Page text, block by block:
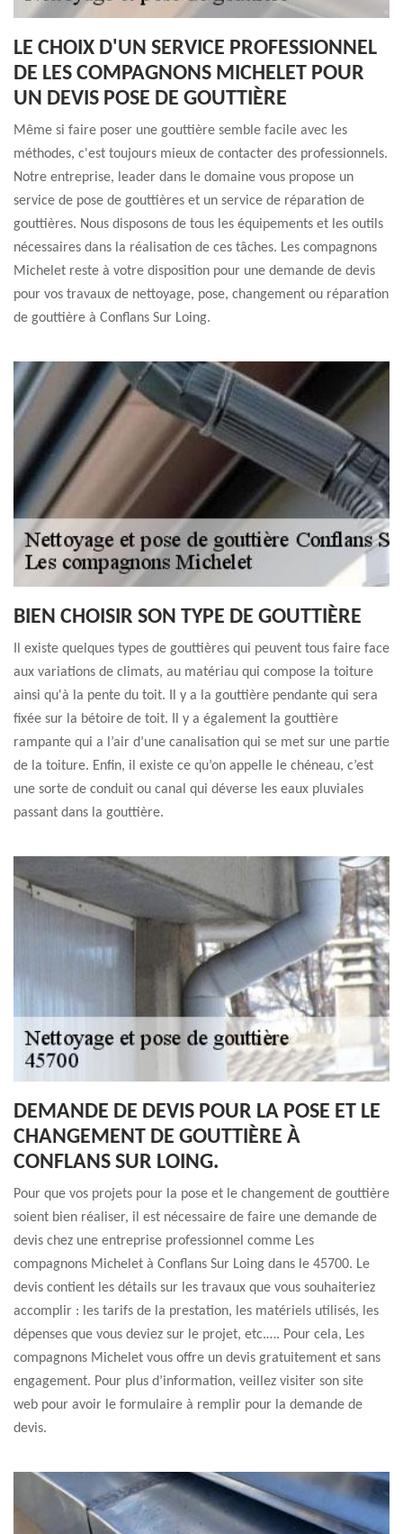
LE CHOIX D'UN SERVICE PROFESSIONNEL
DE LES COMPAGNONS MICHELET POUR
UN DEVIS POSE DE GOUTTIÈRE
Même si faire poser une gouttière semble facile avec les
méthodes, c'est toujours mieux de contacter des professionnels.
Notre entreprise, leader dans le domaine vous propose un
service de pose de gouttières et un service de réparation de
gouttières. Nous disposons de tous les équipements et les outils
nécessaires dans la réalisation de ces tâches. Les compagnons
Michelet reste à votre disposition pour une demande de devis
pour vos travaux de nettoyage, pose, changement ou réparation
de gouttière à Conflans Sur Loing.
BIEN CHOISIR SON TYPE DE GOUTTIÈRE
Il existe quelques types de gouttières qui peuvent tous faire face
aux variations de climats, au matériau qui compose la toiture
ainsi qu'à la pente du toit. Il y a la gouttière pendante qui sera
fixée sur la bétoire de toit. Il y a également la gouttière
rampante qui a l’air d’une canalisation qui se met sur une partie
de la toiture. Enfin, il existe ce qu’on appelle le chéneau, c’est
une sorte de conduit ou canal qui déverse les eaux pluviales
passant dans la gouttière.
DEMANDE DE DEVIS POUR LA POSE ET LE
CHANGEMENT DE GOUTTIÈRE À
CONFLANS SUR LOING.
Pour que vos projets pour la pose et le changement de gouttière
soient bien réaliser, il est nécessaire de faire une demande de
devis chez une entreprise professionnel comme Les
compagnons Michelet à Conflans Sur Loing dans le 45700. Le
devis contient les détails sur les travaux que vous souhaiteriez
accomplir : les tarifs de la prestation, les matériels utilisés, les
dépenses que vous deviez sur le projet, etc.…. Pour cela, Les
compagnons Michelet vous offre un devis gratuitement et sans
engagement. Pour plus d’information, veillez visiter son site
web pour avoir le formulaire à remplir pour la demande de
devis.